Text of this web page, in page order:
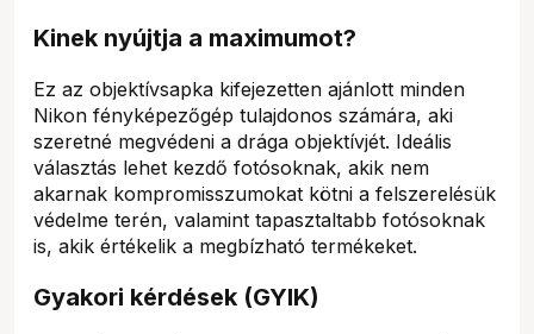
Kinek nyújtja a maximumot?
Ez az objektívsapka kifejezetten ajánlott minden
Nikon fényképezőgép tulajdonos számára, aki
szeretné megvédeni a drága objektívjét. Ideális
választás lehet kezdő fotósoknak, akik nem
akarnak kompromisszumokat kötni a felszerelésük
védelme terén, valamint tapasztaltabb fotósoknak
is, akik értékelik a megbízható termékeket.
Gyakori kérdések (GYIK)